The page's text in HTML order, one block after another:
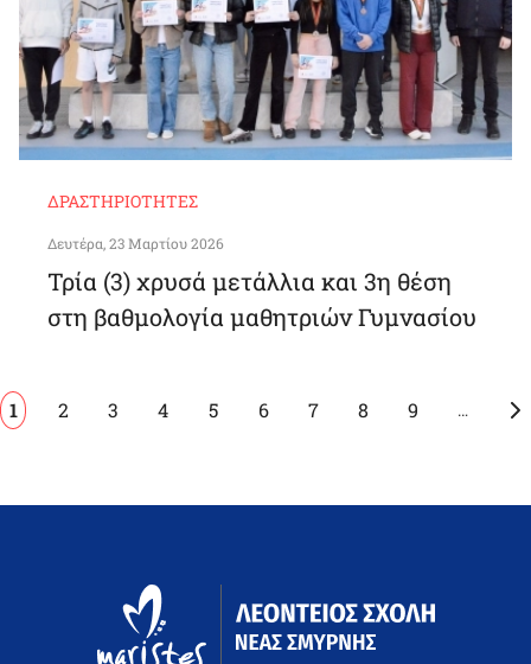
ΔΡΑΣΤΗΡΙΌΤΗΤΕΣ
Δευτέρα, 23 Μαρτίου 2026
Τρία (3) χρυσά μετάλλια και 3η θέση
στη βαθμολογία μαθητριών Γυμνασίου
Pagination
Current
page
1 Page
2 Page
3 Page
4 Page
5 Page
6 Page
7 Page
8 Page
9 …